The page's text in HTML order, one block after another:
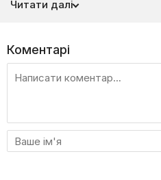
позбутися. Ба більше, всі
поставила її на ноги.
збирати пазл і приходить до
підлаштував її чоловік-
вирішує таємно повернутися
помститися за зруйноване
до невпізнання власну
пластичної операції,
Читати далі
Коментарі